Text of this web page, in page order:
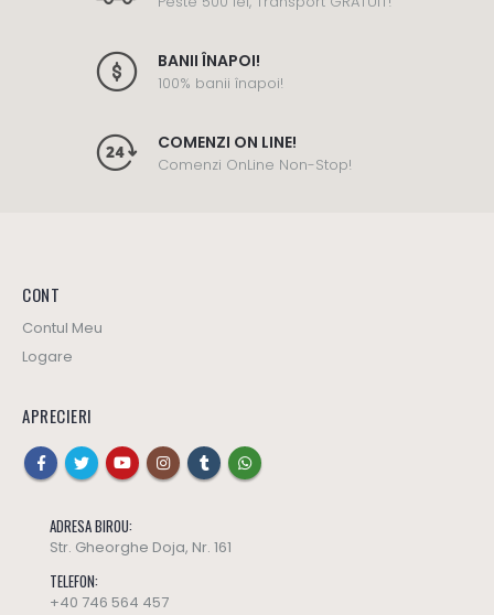
BANII ÎNAPOI!
100% banii înapoi!
COMENZI ON LINE!
Comenzi OnLine Non-Stop!
CONT
Contul Meu
Logare
APRECIERI
ADRESA BIROU:
Str. Gheorghe Doja, Nr. 161
TELEFON:
+40 746 564 457